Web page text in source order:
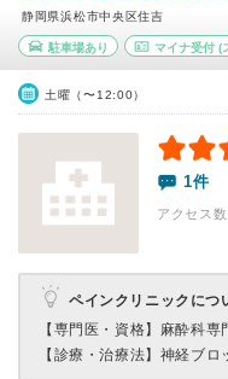
静岡県浜松市中央区住吉
駐車場あり マイナ受付(
土曜（〜12:00）
1件
アクセス
ペインクリニックにつ
【専門医・資格】 麻酔科専
【診療・治療法】 神経ブロ